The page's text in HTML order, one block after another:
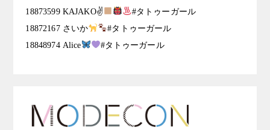
18873599 KAJAKO✌
#タトゥーガール
18872167 さいか
#タトゥーガール
18848974 Alice
#タトゥーガール